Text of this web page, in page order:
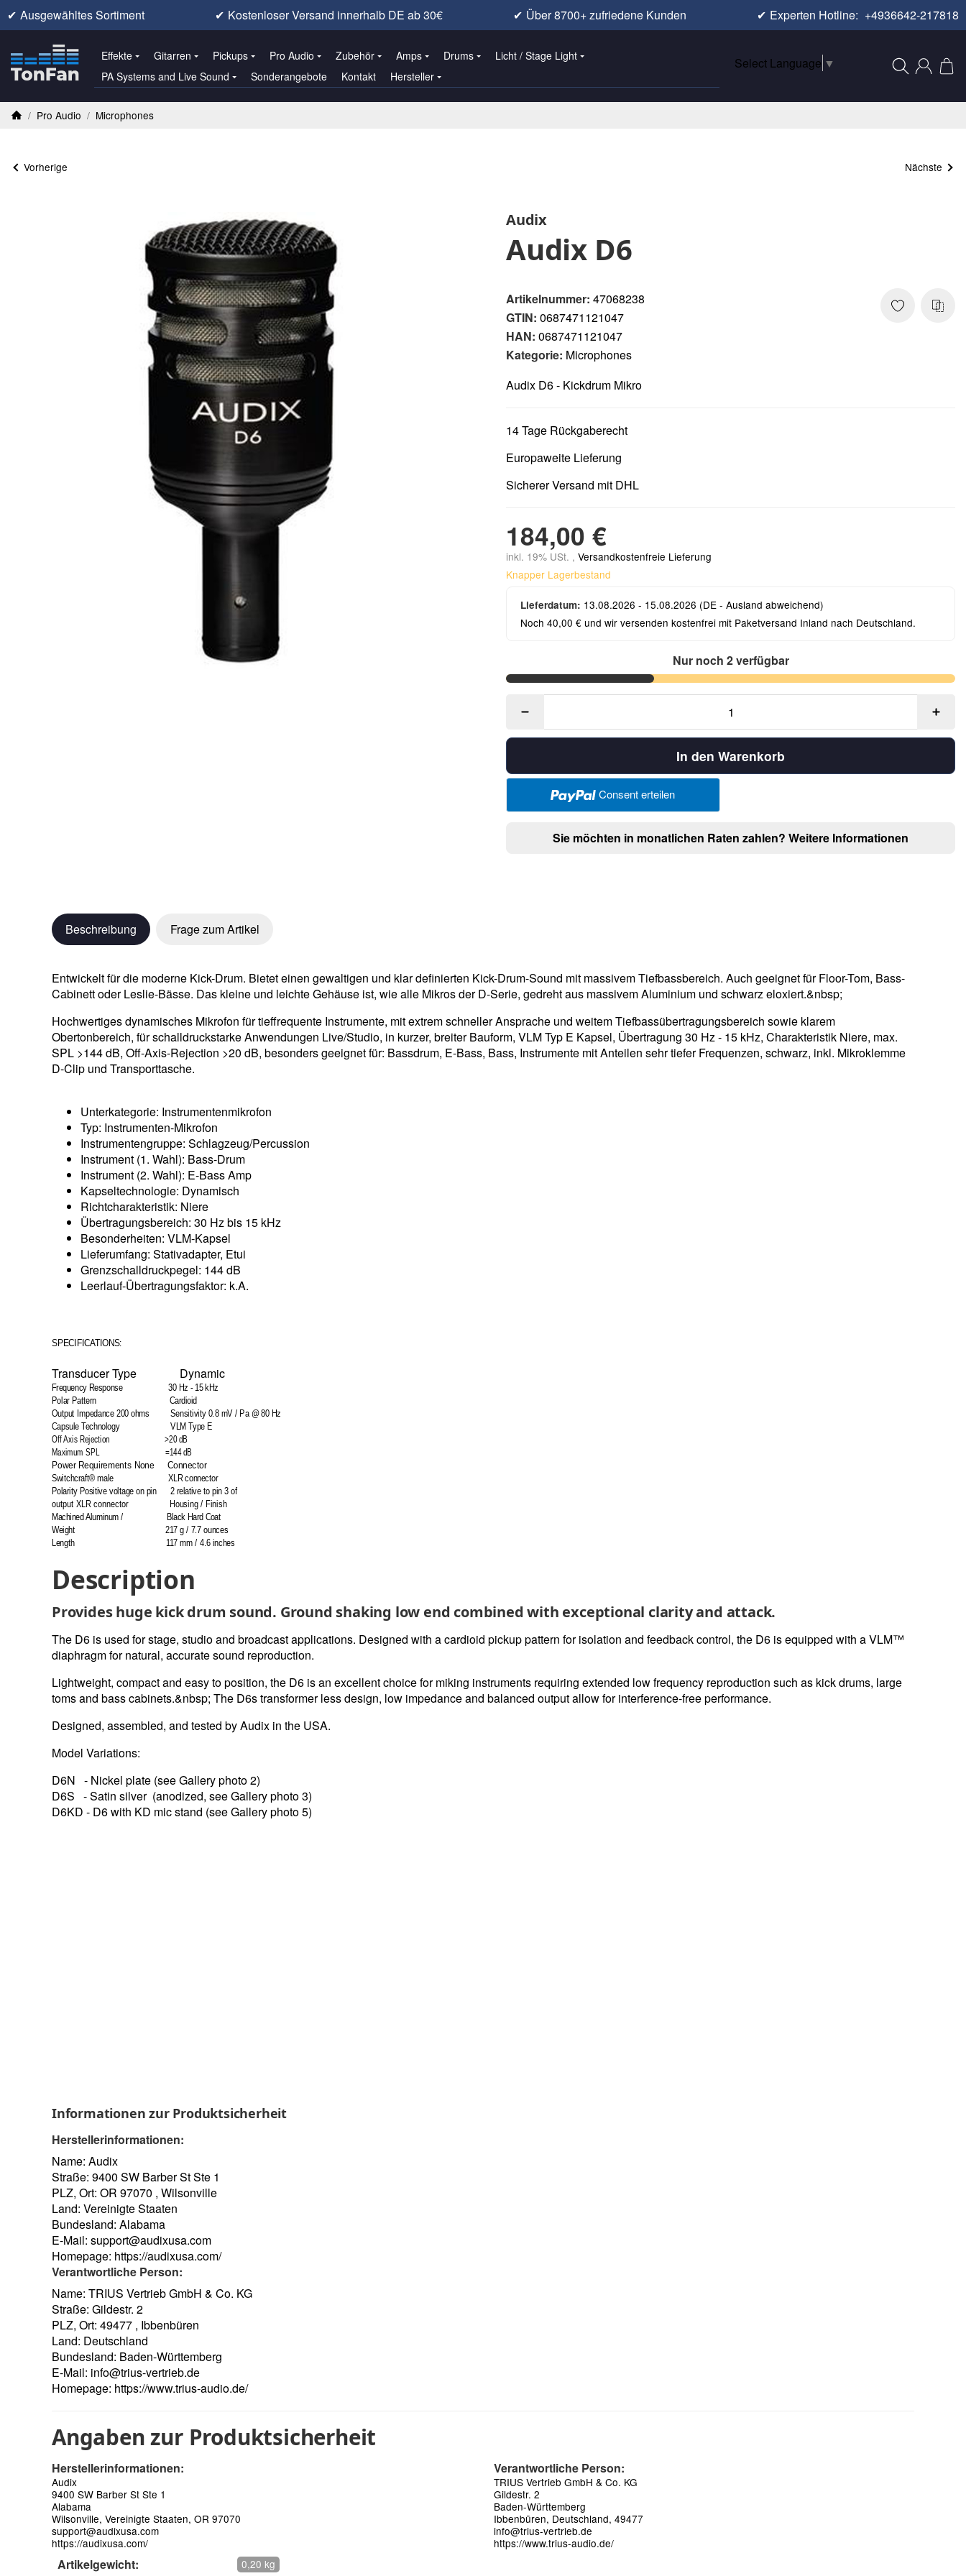
✔ Ausgewähltes Sortiment ✔ Kostenloser Versand innerhalb DE ab 30€ ✔ Über 8700+ zufriedene Kunden ✔ Experten Hotline: +4936642-217818
Effekte Gitarren Pickups Pro Audio Zubehör Amps Drums
Licht / Stage Light
PA Systems and Live Sound
Sonderangebote Kontakt Hersteller
Select Language ▼
/ Pro Audio / Microphones
Vorherige Nächste
Audix
Audix D6
Artikelnummer: 47068238
GTIN: 0687471121047
HAN: 0687471121047
Kategorie: Microphones
Audix D6 - Kickdrum Mikro
14 Tage Rückgaberecht
Europaweite Lieferung
Sicherer Versand mit DHL
184,00 €
inkl. 19% USt. , Versandkostenfreie Lieferung
Knapper Lagerbestand
Lieferdatum: 13.08.2026 - 15.08.2026 (DE - Ausland abweichend)
Noch 40,00 € und wir versenden kostenfrei mit Paketversand Inland nach Deutschland.
Nur noch 2 verfügbar
In den Warenkorb
Consent erteilen
Sie möchten in monatlichen Raten zahlen? Weitere Informationen
Beschreibung Frage zum Artikel
Entwickelt für die moderne Kick-Drum. Bietet einen gewaltigen und klar definierten Kick-Drum-Sound mit massivem Tiefbassbereich. Auch geeignet für Floor-Tom, Bass-
Cabinett oder Leslie-Bässe. Das kleine und leichte Gehäuse ist, wie alle Mikros der D-Serie, gedreht aus massivem Aluminium und schwarz eloxiert.&nbsp;
Hochwertiges dynamisches Mikrofon für tieffrequente Instrumente, mit extrem schneller Ansprache und weitem Tiefbassübertragungsbereich sowie klarem
Obertonbereich, für schalldruckstarke Anwendungen Live/Studio, in kurzer, breiter Bauform, VLM Typ E Kapsel, Übertragung 30 Hz - 15 kHz, Charakteristik Niere, max.
SPL >144 dB, Off-Axis-Rejection >20 dB, besonders geeignet für: Bassdrum, E-Bass, Bass, Instrumente mit Anteilen sehr tiefer Frequenzen, schwarz, inkl. Mikroklemme
D-Clip und Transporttasche.
Unterkategorie: Instrumentenmikrofon
Typ: Instrumenten-Mikrofon
Instrumentengruppe: Schlagzeug/Percussion
Instrument (1. Wahl): Bass-Drum
Instrument (2. Wahl): E-Bass Amp
Kapseltechnologie: Dynamisch
Richtcharakteristik: Niere
Übertragungsbereich: 30 Hz bis 15 kHz
Besonderheiten: VLM-Kapsel
Lieferumfang: Stativadapter, Etui
Grenzschalldruckpegel: 144 dB
Leerlauf-Übertragungsfaktor: k.A.
SPECIFICATIONS:
Transducer Type Dynamic
Frequency Response 30 Hz - 15 kHz
Polar Pattern Cardioid
Output Impedance 200 ohms Sensitivity 0.8 mV / Pa @ 80 Hz
Capsule Technology VLM Type E
Off Axis Rejection >20 dB
Maximum SPL =144 dB
Power Requirements None Connector
Switchcraft® male XLR connector
Polarity Positive voltage on pin 2 relative to pin 3 of
output XLR connector Housing / Finish
Machined Aluminum / Black Hard Coat
Weight 217 g / 7.7 ounces
Length 117 mm / 4.6 inches
Description
Provides huge kick drum sound. Ground shaking low end combined with exceptional clarity and attack.
The D6 is used for stage, studio and broadcast applications. Designed with a cardioid pickup pattern for isolation and feedback control, the D6 is equipped with a VLM™
diaphragm for natural, accurate sound reproduction.
Lightweight, compact and easy to position, the D6 is an excellent choice for miking instruments requiring extended low frequency reproduction such as kick drums, large
toms and bass cabinets.&nbsp; The D6s transformer less design, low impedance and balanced output allow for interference-free performance.
Designed, assembled, and tested by Audix in the USA.
Model Variations:
D6N - Nickel plate (see Gallery photo 2)
D6S - Satin silver (anodized, see Gallery photo 3)
D6KD - D6 with KD mic stand (see Gallery photo 5)
Informationen zur Produktsicherheit
Herstellerinformationen:
Name: Audix
Straße: 9400 SW Barber St Ste 1
PLZ, Ort: OR 97070 , Wilsonville
Land: Vereinigte Staaten
Bundesland: Alabama
E-Mail: support@audixusa.com
Homepage: https://audixusa.com/
Verantwortliche Person:
Name: TRIUS Vertrieb GmbH & Co. KG
Straße: Gildestr. 2
PLZ, Ort: 49477 , Ibbenbüren
Land: Deutschland
Bundesland: Baden-Württemberg
E-Mail: info@trius-vertrieb.de
Homepage: https://www.trius-audio.de/
Angaben zur Produktsicherheit
Herstellerinformationen:
Audix
9400 SW Barber St Ste 1
Alabama
Wilsonville, Vereinigte Staaten, OR 97070
support@audixusa.com
https://audixusa.com/
Verantwortliche Person:
TRIUS Vertrieb GmbH & Co. KG
Gildestr. 2
Baden-Württemberg
Ibbenbüren, Deutschland, 49477
info@trius-vertrieb.de
https://www.trius-audio.de/
Artikelgewicht: 0,20 kg